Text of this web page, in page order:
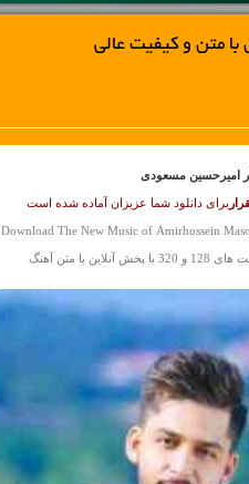
متن و کیفیت عالی
امیرحسین مسعودی
برای دانلود شما عزیزان آماده شده است
Download The New Music of Amirhossein
متن آهنگ